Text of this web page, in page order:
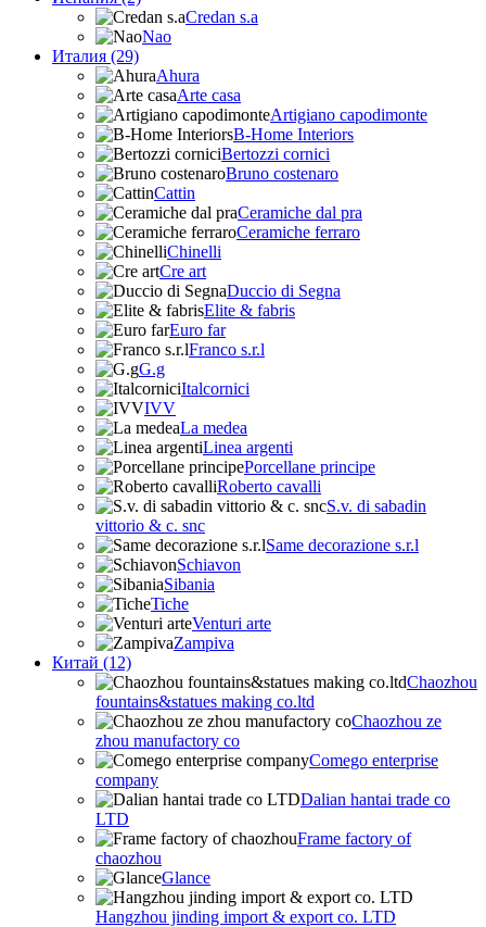
Credan s.a
Nao
Италия (29)
Ahura
Arte casa
Artigiano capodimonte
B-Home Interiors
Bertozzi cornici
Bruno costenaro
Cattin
Ceramiche dal pra
Ceramiche ferraro
Chinelli
Cre art
Duccio di Segna
Elite & fabris
Euro far
Franco s.r.l
G.g
Italcornici
IVV
La medea
Linea argenti
Porcellane principe
Roberto cavalli
S.v. di sabadin
vittorio & c. snc
Same decorazione s.r.l
Schiavon
Sibania
Tiche
Venturi arte
Zampiva
Китай (12)
Chaozhou
fountains&statues making co.ltd
Chaozhou ze
zhou manufactory co
Comego enterprise
company
Dalian hantai trade co
LTD
Frame factory of
chaozhou
Glance
Hangzhou jinding import & export co. LTD